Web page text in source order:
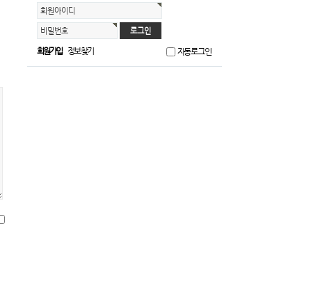
회원아이디
비밀번호
회원가입 정보찾기 자동로그인